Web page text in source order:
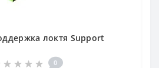
локтя Support
0